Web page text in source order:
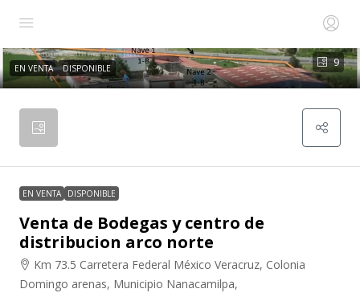
9
EN VENTA DISPONIBLE
EN VENTA DISPONIBLE
Venta de Bodegas y centro de
distribucion arco norte
Km 73.5 Carretera Federal México Veracruz, Colonia
Domingo arenas, Municipio Nanacamilpa,